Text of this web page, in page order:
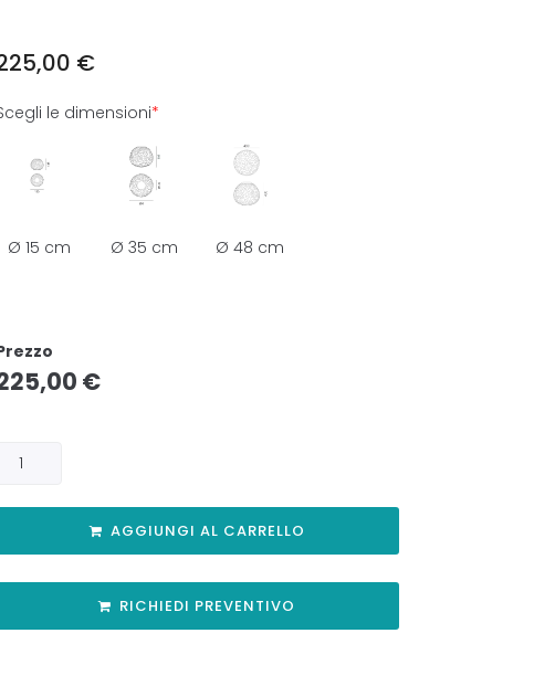
€
le dimensioni*
Ø 15 cm Ø 35 cm Ø 48 cm
€
AGGIUNGI AL CARRELLO
RICHIEDI PREVENTIVO